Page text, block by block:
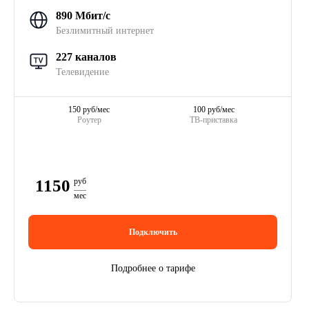
890 Мбит/с
Безлимитный интернет
227 каналов
Телевидение
Роутер
150 руб/мес
ТВ-приставка
100 руб/мес
1150 руб
мес
Подключить
Подробнее о тарифе